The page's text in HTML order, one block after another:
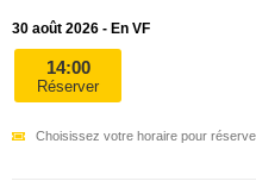
30 août 2026 - En VF
14:00
Réserver
Choisissez votre horaire pour